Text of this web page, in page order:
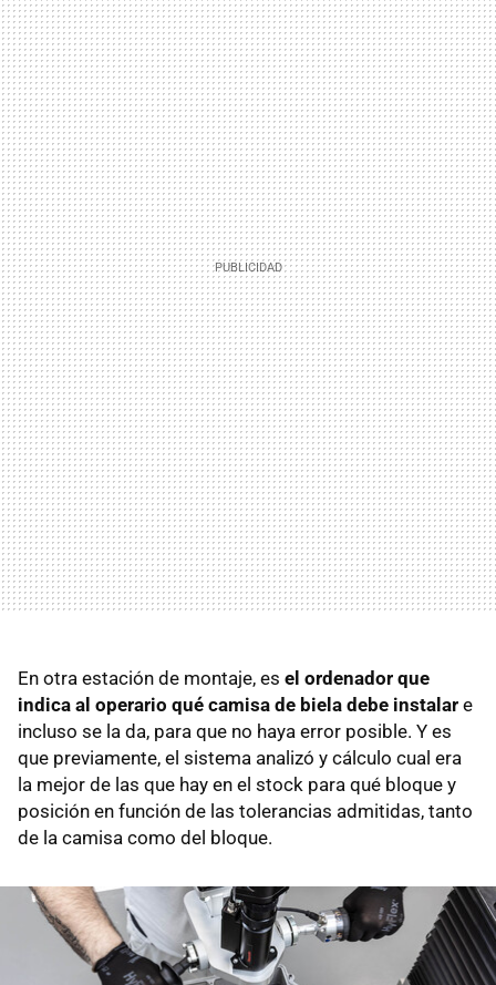
En otra estación de montaje, es el ordenador que
indica al operario qué camisa de biela debe instalar e
incluso se la da, para que no haya error posible. Y es
que previamente, el sistema analizó y cálculo cual era
la mejor de las que hay en el stock para qué bloque y
posición en función de las tolerancias admitidas, tanto
de la camisa como del bloque.